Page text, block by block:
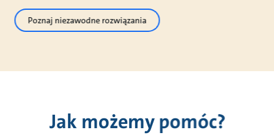
Poznaj niezawodne rozwiązania
Jak możemy pomóc?